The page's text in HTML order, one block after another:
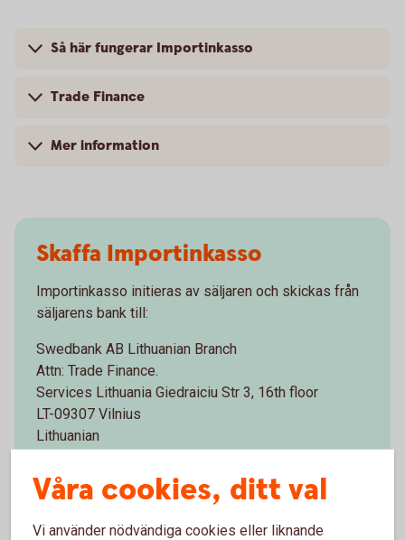
Så här fungerar Importinkasso
Trade Finance
Mer information
Skaffa Importinkasso
Importinkasso initieras av säljaren och skickas från
säljarens bank till:
Swedbank AB Lithuanian Branch
Attn: Trade Finance.
Services Lithuania Giedraiciu Str 3, 16th floor
LT-09307 Vilnius
Lithuanian
Mejladress: tfsvilnius@swedbank.se
Telefonnummer:
Våra cookies, ditt val
Vi använder nödvändiga cookies eller liknande